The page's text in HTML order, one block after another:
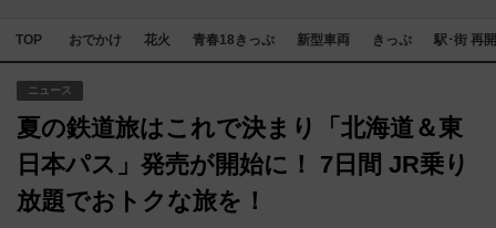
TOP おでかけ 花火 青春18きっぷ 新型車両 きっぷ 駅･街 再
ニュース
夏の鉄道旅はこれで決まり「北海道＆東
日本パス」発売が開始に！ 7日間 JR乗り
放題でおトクな旅を！